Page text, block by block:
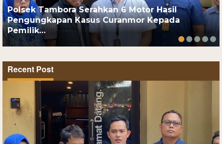
Polsek Tambora Serahkan 6 Motor Hasil
Pengungkapan Kasus Curanmor Kepada
Pemilik…
Recent Post